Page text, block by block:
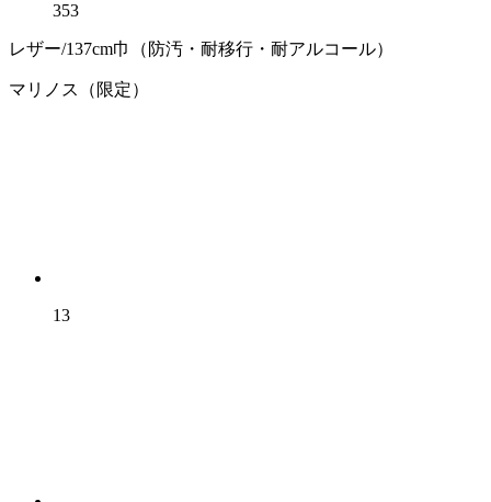
353
レザー/137cm巾（防汚・耐移行・耐アルコール）
マリノス（限定）
13